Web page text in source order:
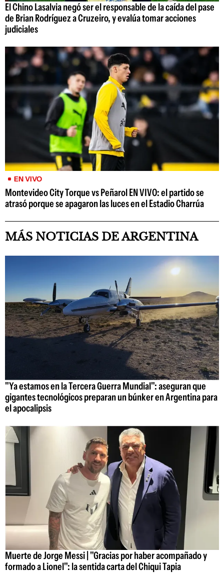
El Chino Lasalvia negó ser el responsable de la caída del pase
de Brian Rodríguez a Cruzeiro, y evalúa tomar acciones
judiciales
EN VIVO
Montevideo City Torque vs Peñarol EN VIVO: el partido se
atrasó porque se apagaron las luces en el Estadio Charrúa
MÁS NOTICIAS DE ARGENTINA
"Ya estamos en la Tercera Guerra Mundial": aseguran que
gigantes tecnológicos preparan un búnker en Argentina para
el apocalipsis
Muerte de Jorge Messi | "Gracias por haber acompañado y
formado a Lionel": la sentida carta del Chiqui Tapia